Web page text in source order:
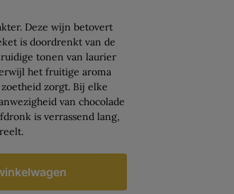
Deze wijn betovert
is doordrenkt van de
tonen van laurier
het fruitige aroma
zorgt. Bij elke
van chocolade
is verrassend lang,